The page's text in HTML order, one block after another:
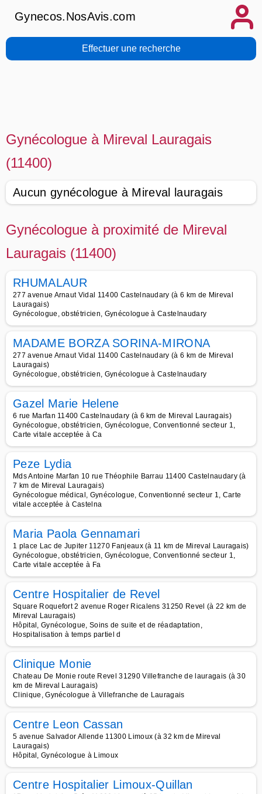
Gynecos.NosAvis.com
Effectuer une recherche
Gynécologue à Mireval Lauragais
(11400)
Aucun gynécologue à Mireval lauragais
Gynécologue à proximité de Mireval
Lauragais (11400)
RHUMALAUR
277 avenue Arnaut Vidal 11400 Castelnaudary (à 6 km de Mireval
Lauragais)
Gynécologue, obstétricien, Gynécologue à Castelnaudary
MADAME BORZA SORINA-MIRONA
277 avenue Arnaut Vidal 11400 Castelnaudary (à 6 km de Mireval
Lauragais)
Gynécologue, obstétricien, Gynécologue à Castelnaudary
Gazel Marie Helene
6 rue Marfan 11400 Castelnaudary (à 6 km de Mireval Lauragais)
Gynécologue, obstétricien, Gynécologue, Conventionné secteur 1,
Carte vitale acceptée à Ca
Peze Lydia
Mds Antoine Marfan 10 rue Théophile Barrau 11400 Castelnaudary (à
7 km de Mireval Lauragais)
Gynécologue médical, Gynécologue, Conventionné secteur 1, Carte
vitale acceptée à Castelna
Maria Paola Gennamari
1 place Lac de Jupiter 11270 Fanjeaux (à 11 km de Mireval Lauragais)
Gynécologue, obstétricien, Gynécologue, Conventionné secteur 1,
Carte vitale acceptée à Fa
Centre Hospitalier de Revel
Square Roquefort 2 avenue Roger Ricalens 31250 Revel (à 22 km de
Mireval Lauragais)
Hôpital, Gynécologue, Soins de suite et de réadaptation,
Hospitalisation à temps partiel d
Clinique Monie
Chateau De Monie route Revel 31290 Villefranche de lauragais (à 30
km de Mireval Lauragais)
Clinique, Gynécologue à Villefranche de Lauragais
Centre Leon Cassan
5 avenue Salvador Allende 11300 Limoux (à 32 km de Mireval
Lauragais)
Hôpital, Gynécologue à Limoux
Centre Hospitalier Limoux-Quillan